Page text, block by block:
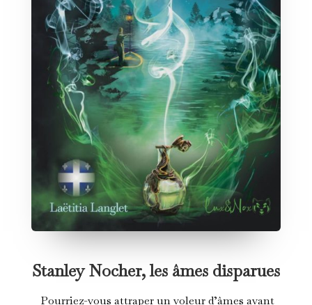
Stanley Nocher, les âmes disparues
Pourriez-vous attraper un voleur d’âmes avant